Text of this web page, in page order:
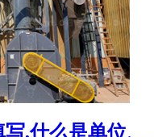
,什么是单位、